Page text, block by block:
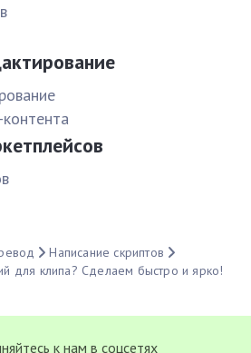
Написание скриптов
для клипа? Сделаем быстро и ярко!
к нам в соцсетях